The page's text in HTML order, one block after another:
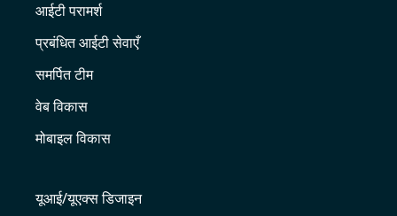
आईटी परामर्श
प्रबंधित आईटी सेवाएँ
समर्पित टीम
वेब विकास
मोबाइल विकास
यूआई/यूएक्स डिजाइन